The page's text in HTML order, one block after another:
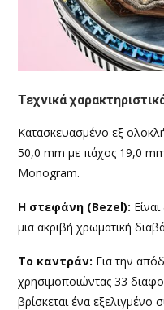
Τεχνικά
Κατασκευασμένο εξ
50,0 mm με πάχος 19,0
Monogram.
Η στεφάνη (Bezel):
μια ακριβή χρωματική
Το καντράν: Για την
χρησιμοποιώντας 33
βρίσκεται ένα εξελιγμένο